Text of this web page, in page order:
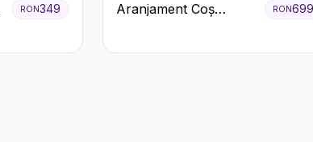
RON349
Aranjament Coș
RON699